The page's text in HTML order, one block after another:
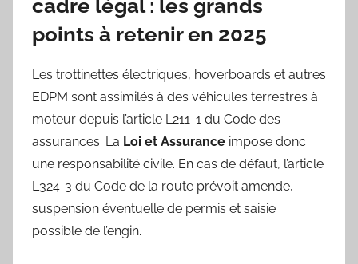
cadre légal : les grands
points à retenir en 2025
Les trottinettes électriques, hoverboards et autres
EDPM sont assimilés à des véhicules terrestres à
moteur depuis l’article L211-1 du Code des
assurances. La Loi et Assurance impose donc
une responsabilité civile. En cas de défaut, l’article
L324-3 du Code de la route prévoit amende,
suspension éventuelle de permis et saisie
possible de l’engin.